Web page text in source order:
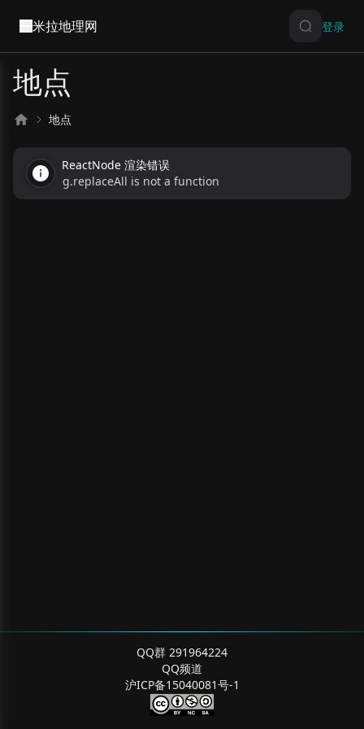
米拉地理网 登录
地点
地点
ReactNode 渲染错误
g.replaceAll is not a function
QQ群 291964224
QQ频道
沪ICP备15040081号-1